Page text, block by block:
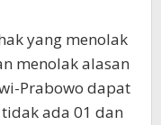
yang menolak
menolak alasan
Prabowo dapat
ada 01 dan